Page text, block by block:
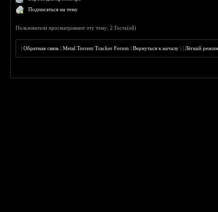
Подписаться на тему
Пользователи просматривают эту тему: 2 Гость(ей)
|Обратная связь |Metal Torrent Tracker Forum |Вернуться к началу ||Лёгкий